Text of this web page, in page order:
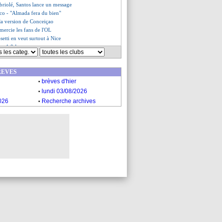
Santos lance un message
- "Almada fera du bien"
version de Conceiçao
les fans de l'OL
en veut surtout à Nice
4-0 !
les compos
(fini)
(fini)
Montpellier (fini)
promet une mise au point
en 4 minutes...
. brèves d'hier
. lundi 03/08/2026
. Recherche archives